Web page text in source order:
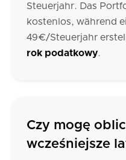
Steuerjahr. Das
kostenlos, während
49€/Steuerjahr
rok podatkowy.
Czy mogę
wcześniejsze